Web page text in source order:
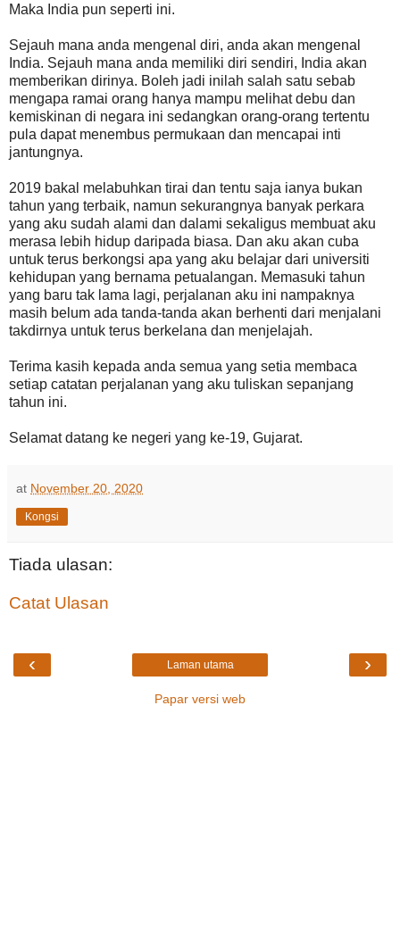
Maka India pun seperti ini.
Sejauh mana anda mengenal diri, anda akan mengenal
India. Sejauh mana anda memiliki diri sendiri, India akan
memberikan dirinya. Boleh jadi inilah salah satu sebab
mengapa ramai orang hanya mampu melihat debu dan
kemiskinan di negara ini sedangkan orang-orang tertentu
pula dapat menembus permukaan dan mencapai inti
jantungnya.
2019 bakal melabuhkan tirai dan tentu saja ianya bukan
tahun yang terbaik, namun sekurangnya banyak perkara
yang aku sudah alami dan dalami sekaligus membuat aku
merasa lebih hidup daripada biasa. Dan aku akan cuba
untuk terus berkongsi apa yang aku belajar dari universiti
kehidupan yang bernama petualangan. Memasuki tahun
yang baru tak lama lagi, perjalanan aku ini nampaknya
masih belum ada tanda-tanda akan berhenti dari menjalani
takdirnya untuk terus berkelana dan menjelajah.
Terima kasih kepada anda semua yang setia membaca
setiap catatan perjalanan yang aku tuliskan sepanjang
tahun ini.
Selamat datang ke negeri yang ke-19, Gujarat.
at November 20, 2020
Kongsi
Tiada ulasan:
Catat Ulasan
‹ ›
Laman utama
Papar versi web